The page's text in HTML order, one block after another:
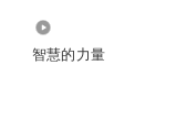
智慧的力量